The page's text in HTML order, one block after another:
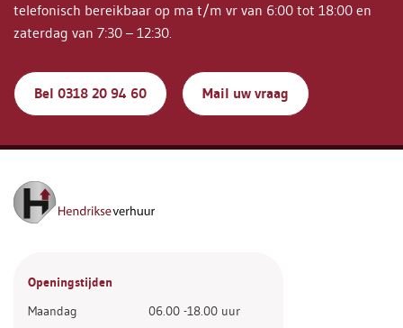
telefonisch bereikbaar op ma t/m vr van 6:00 tot 18:00 en
zaterdag van 7:30 – 12:30.
Bel 0318 20 94 60 Mail uw vraag
Openingstijden
Maandag
06.00 -18.00 uur